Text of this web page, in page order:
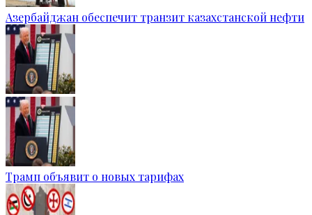
Азербайджан обеспечит транзит казахстанской нефти
Трамп объявит о новых тарифах